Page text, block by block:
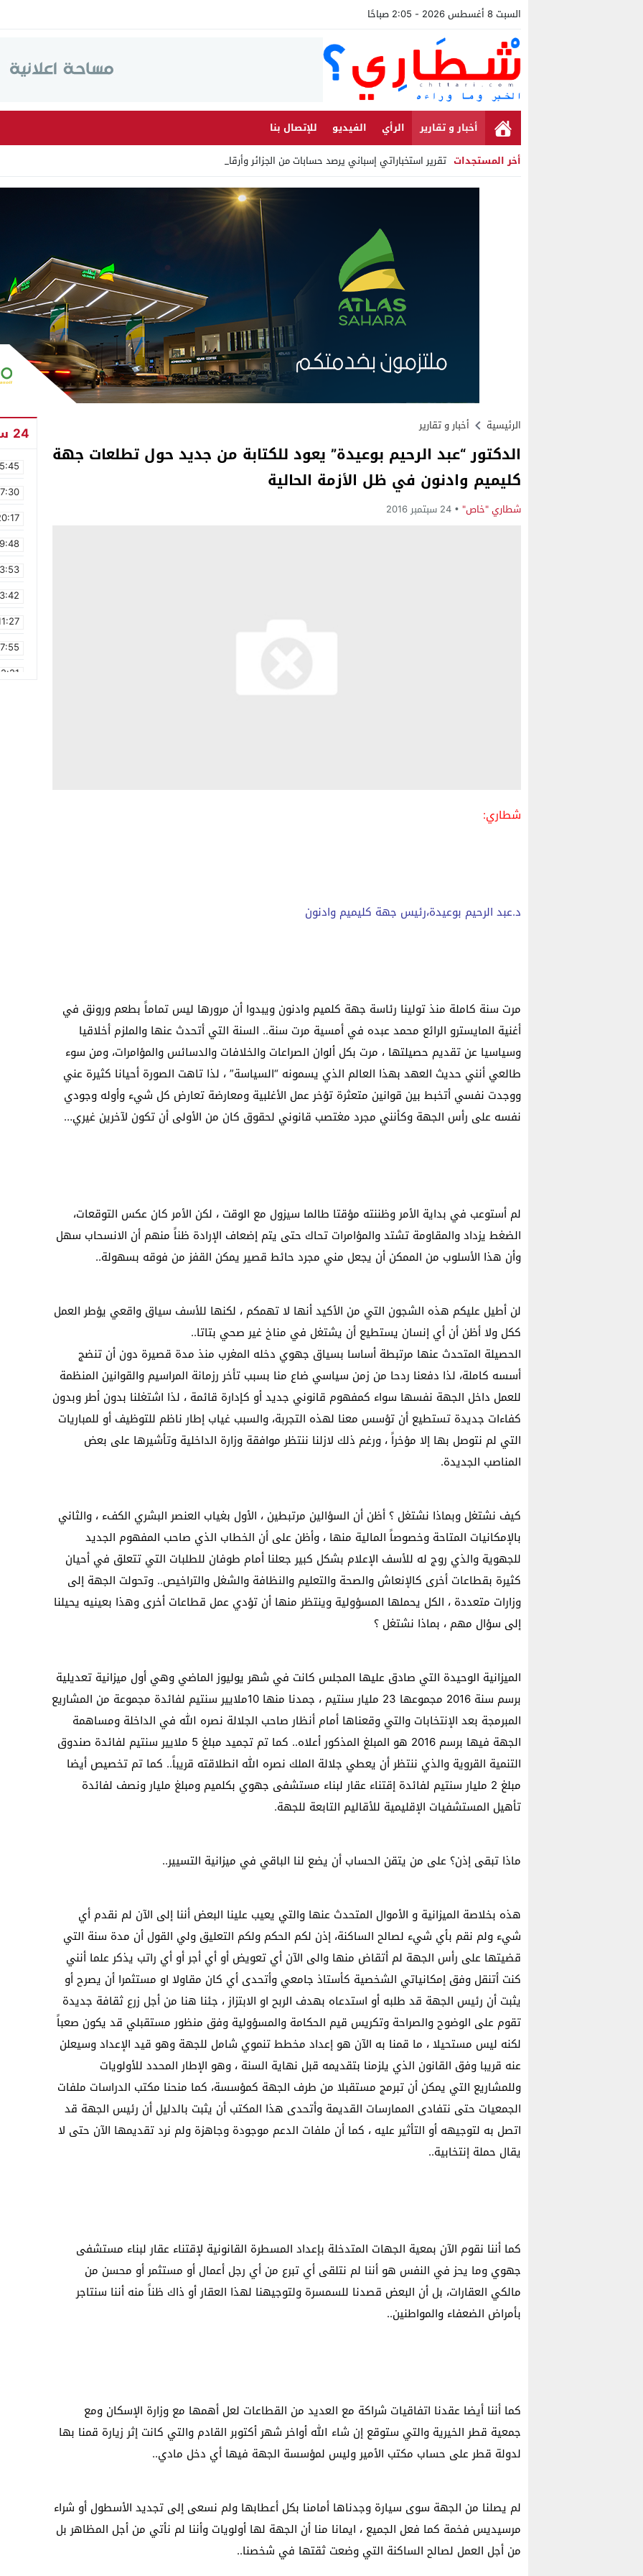
السبت 8 أغسطس 2026 - 2:05 صباحًا
أخبار و تقارير الرأي الفيديو
للإتصال بنا
أخر المستجدات تقرير استخباراتي إسباني يرصد حسابات من الجزائر وأرقاما بـ”213+” _
Stop
الرئيسية أخبار و تقارير
الدكتور “عبد الرحيم بوعيدة” يعود للكتابة من جديد حول تطلعات جهة
كليميم وادنون في ظل الأزمة الحالية
شطاري "خاص" 24 سبتمبر 2016
شطاري:
د.عبد الرحيم بوعيدة،رئيس جهة كليميم وادنون
مرت سنة كاملة منذ تولينا رئاسة جهة كلميم وادنون ويبدوا أن مرورها ليس تماماً بطعم ورونق في
أغنية المايسترو الرائع محمد عبده في أمسية مرت سنة.. السنة التي أتحدث عنها والملزم أخلاقيا
وسياسيا عن تقديم حصيلتها ، مرت بكل ألوان الصراعات والخلافات والدسائس والمؤامرات، ومن سوء
طالعي أنني حديث العهد بهذا العالم الذي يسمونه “السياسة” ، لذا تاهت الصورة أحيانا كثيرة عني
ووجدت نفسي أتخبط بين قوانين متعثرة تؤخر عمل الأغلبية ومعارضة تعارض كل شيء وأوله وجودي
نفسه على رأس الجهة وكأنني مجرد مغتصب قانوني لحقوق كان من الأولى أن تكون لآخرين غيري…
لم أستوعب في بداية الأمر وظننته مؤقتا طالما سيزول مع الوقت ، لكن الأمر كان عكس التوقعات،
الضغط يزداد والمقاومة تشتد والمؤامرات تحاك حتى يتم إضعاف الإرادة ظناً منهم أن الانسحاب سهل
وأن هذا الأسلوب من الممكن أن يجعل مني مجرد حائط قصير يمكن القفز من فوقه بسهولة..
لن أطيل عليكم هذه الشجون التي من الأكيد أنها لا تهمكم ، لكنها للأسف سياق واقعي يؤطر العمل
ككل ولا أظن أن أي إنسان يستطيع أن يشتغل في مناخ غير صحي بتاتا..
الحصيلة المتحدث عنها مرتبطة أساسا بسياق جهوي دخله المغرب منذ مدة قصيرة دون أن تنضج
أسسه كاملة، لذا دفعنا ردحا من زمن سياسي ضاع منا بسبب تأخر رزمانة المراسيم والقوانين المنظمة
للعمل داخل الجهة نفسها سواء كمفهوم قانوني جديد أو كإدارة قائمة ، لذا اشتغلنا بدون أطر وبدون
كفاءات جديدة تستطيع أن تؤسس معنا لهذه التجربة، والسبب غياب إطار ناظم للتوظيف أو للمباريات
التي لم نتوصل بها إلا مؤخراً ، ورغم ذلك لازلنا ننتظر موافقة وزارة الداخلية وتأشيرها على بعض
المناصب الجديدة.
كيف نشتغل وبماذا نشتغل ؟ أظن أن السؤالين مرتبطين ، الأول بغياب العنصر البشري الكفء ، والثاني
بالإمكانيات المتاحة وخصوصاً المالية منها ، وأظن على أن الخطاب الذي صاحب المفهوم الجديد
للجهوية والذي روج له للأسف الإعلام بشكل كبير جعلنا أمام طوفان للطلبات التي تتعلق في أحيان
كثيرة بقطاعات أخرى كالإنعاش والصحة والتعليم والنظافة والشغل والتراخيص.. وتحولت الجهة إلى
وزارات متعددة ، الكل يحملها المسؤولية وينتظر منها أن تؤدي عمل قطاعات أخرى وهذا بعينيه يحيلنا
إلى سؤال مهم ، بماذا نشتغل ؟
الميزانية الوحيدة التي صادق عليها المجلس كانت في شهر يوليوز الماضي وهي أول ميزانية تعديلية
برسم سنة 2016 مجموعها 23 مليار سنتيم ، جمدنا منها 10ملايير سنتيم لفائدة مجموعة من المشاريع
المبرمجة بعد الإنتخابات والتي وقعناها أمام أنظار صاحب الجلالة نصره الله في الداخلة ومساهمة
الجهة فيها برسم 2016 هو المبلغ المذكور أعلاه.. كما تم تجميد مبلغ 5 ملايير سنتيم لفائدة صندوق
التنمية القروية والذي ننتظر أن يعطي جلالة الملك نصره الله انطلاقته قريباً.. كما تم تخصيص أيضا
مبلغ 2 مليار سنتيم لفائدة إقتناء عقار لبناء مستشفى جهوي بكلميم ومبلغ مليار ونصف لفائدة
تأهيل المستشفيات الإقليمية للأقاليم التابعة للجهة.
ماذا تبقى إذن؟ على من يتقن الحساب أن يضع لنا الباقي في ميزانية التسيير..
هذه بخلاصة الميزانية و الأموال المتحدث عنها والتي يعيب علينا البعض أننا إلى الآن لم نقدم أي
شيء ولم نقم بأي شيء لصالح الساكنة، إذن لكم الحكم ولكم التعليق ولي القول أن مدة سنة التي
قضيتها على رأس الجهة لم أتقاض منها والى الآن أي تعويض أو أي أجر أو أي راتب يذكر علما أنني
كنت أتنقل وفق إمكانياتي الشخصية كأستاذ جامعي وأتحدى أي كان مقاولا او مستثمرا أن يصرح أو
يثبت أن رئيس الجهة قد طلبه أو استدعاه بهدف الربح او الابتزاز ، جئنا هنا من أجل زرع ثقافة جديدة
تقوم على الوضوح والصراحة وتكريس قيم الحكامة والمسؤولية وفق منظور مستقبلي قد يكون صعباً
لكنه ليس مستحيلا ، ما قمنا به الآن هو إعداد مخطط تنموي شامل للجهة وهو قيد الإعداد وسيعلن
عنه قريبا وفق القانون الذي يلزمنا بتقديمه قبل نهاية السنة ، وهو الإطار المحدد للأولويات
وللمشاريع التي يمكن أن تبرمج مستقبلا من طرف الجهة كمؤسسة، كما منحنا مكتب الدراسات ملفات
الجمعيات حتى نتفادى الممارسات القديمة وأتحدى هذا المكتب أن يثبت بالدليل أن رئيس الجهة قد
اتصل به لتوجيهه أو التأثير عليه ، كما أن ملفات الدعم موجودة وجاهزة ولم نرد تقديمها الآن حتى لا
يقال حملة إنتخابية..
كما أننا نقوم الآن بمعية الجهات المتدخلة بإعداد المسطرة القانونية لإقتناء عقار لبناء مستشفى
جهوي وما يحز في النفس هو أننا لم نتلقى أي تبرع من أي رجل أعمال أو مستثمر أو محسن من
مالكي العقارات، بل أن البعض قصدنا للسمسرة ولتوجيهنا لهذا العقار أو ذاك ظناً منه أننا سنتاجر
بأمراض الضعفاء والمواطنين..
كما أننا أيضا عقدنا اتفاقيات شراكة مع العديد من القطاعات لعل أهمها مع وزارة الإسكان ومع
جمعية قطر الخيرية والتي ستوقع إن شاء الله أواخر شهر أكتوبر القادم والتي كانت إثر زيارة قمنا بها
لدولة قطر على حساب مكتب الأمير وليس لمؤسسة الجهة فيها أي دخل مادي..
لم يصلنا من الجهة سوى سيارة وجدناها أمامنا بكل أعطابها ولم نسعى إلى تجديد الأسطول أو شراء
مرسيديس فخمة كما فعل الجميع ، ايمانا منا أن الجهة لها أولويات وأننا لم نأتي من أجل المظاهر بل
من أجل العمل لصالح الساكنة التي وضعت ثقتها في شخصنا..
24 ساعة